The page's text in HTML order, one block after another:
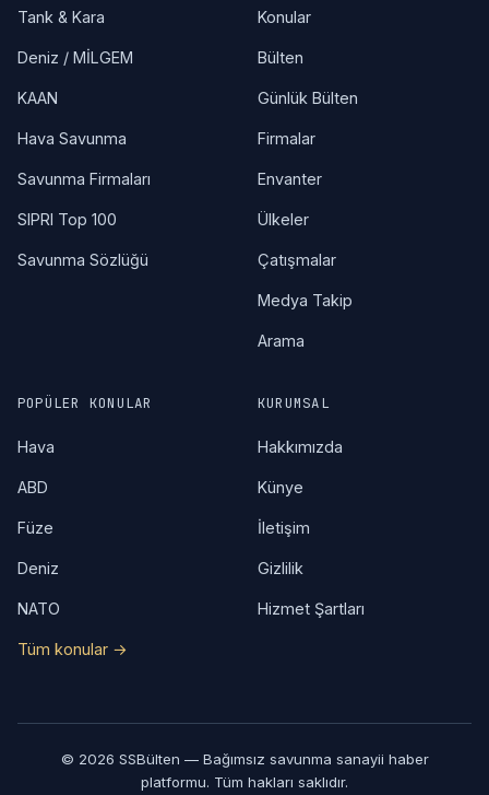
Tank & Kara
Deniz / MİLGEM
KAAN
Hava Savunma
Savunma Firmaları
SIPRI Top 100
Savunma Sözlüğü
Konular
Bülten
Günlük Bülten
Firmalar
Envanter
Ülkeler
Çatışmalar
Medya Takip
Arama
POPÜLER KONULAR
Hava
ABD
Füze
Deniz
NATO
Tüm konular →
KURUMSAL
Hakkımızda
Künye
İletişim
Gizlilik
Hizmet Şartları
© 2026 SSBülten — Bağımsız savunma sanayii haber
platformu. Tüm hakları saklıdır.